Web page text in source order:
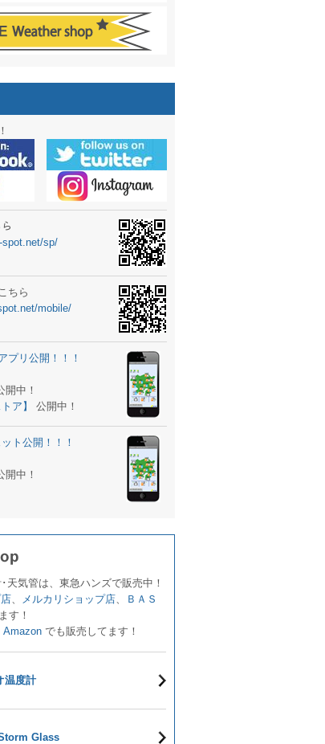
した。
析ツール追加！！
ブ開始！！
リ バージョンアップ
ータイプ新登場！
ィジェット公開
の御案内
ました。
！
販売開始！
リ バージョンアップ
spot.net/sp/
ちら
mobile/
プリ公開！！！
開中！
ア】
公開中！
ト公開！！！
開中！
気管は、東急ハンズで販売中！
、 メルカリショップ店、
ＢＡＳ
す！
Amazon でも販売してます！
温度計
Glass